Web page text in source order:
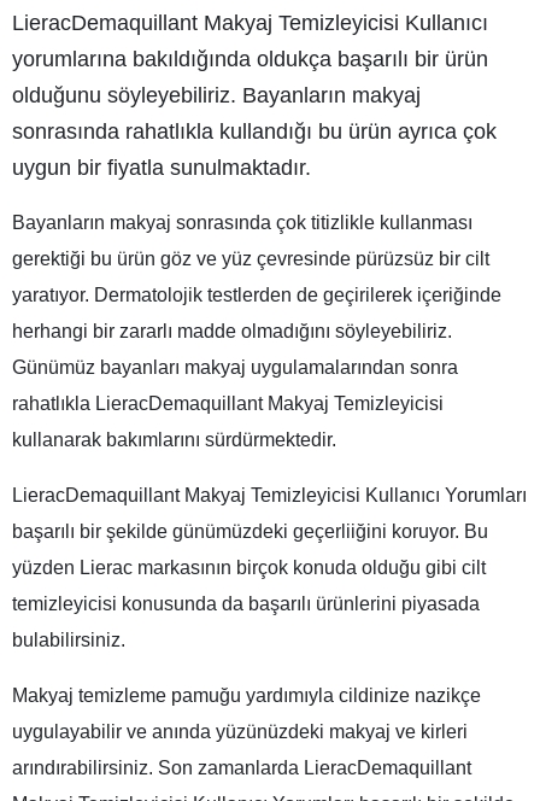
LieracDemaquillant Makyaj Temizleyicisi Kullanıcı
yorumlarına bakıldığında oldukça başarılı bir ürün
olduğunu söyleyebiliriz. Bayanların makyaj
sonrasında rahatlıkla kullandığı bu ürün ayrıca çok
uygun bir fiyatla sunulmaktadır.
Bayanların makyaj sonrasında çok titizlikle kullanması
gerektiği bu ürün göz ve yüz çevresinde pürüzsüz bir cilt
yaratıyor. Dermatolojik testlerden de geçirilerek içeriğinde
herhangi bir zararlı madde olmadığını söyleyebiliriz.
Günümüz bayanları makyaj uygulamalarından sonra
rahatlıkla LieracDemaquillant Makyaj Temizleyicisi
kullanarak bakımlarını sürdürmektedir.
LieracDemaquillant Makyaj Temizleyicisi Kullanıcı Yorumları
başarılı bir şekilde günümüzdeki geçerliiğini koruyor. Bu
yüzden Lierac markasının birçok konuda olduğu gibi cilt
temizleyicisi konusunda da başarılı ürünlerini piyasada
bulabilirsiniz.
Makyaj temizleme pamuğu yardımıyla cildinize nazikçe
uygulayabilir ve anında yüzünüzdeki makyaj ve kirleri
arındırabilirsiniz. Son zamanlarda LieracDemaquillant